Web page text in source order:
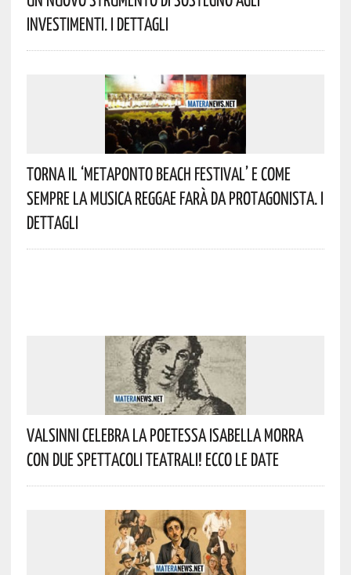
Investimenti. I Dettagli
Torna Il ‘Metaponto Beach Festival’ E Come
Sempre La Musica Reggae Farà Da Protagonista. I
Dettagli
Valsinni Celebra La Poetessa Isabella Morra
Con Due Spettacoli Teatrali! Ecco Le Date